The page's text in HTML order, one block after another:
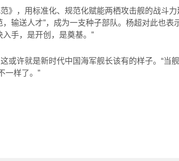
》，用标准化、规范化赋能两栖攻击舰的战斗
输送人才”，成为一支种子部队。杨超对此也表
手，是开创，是奠基。”
或许就是新时代中国海军舰长该有的样子。“当
一样了。”